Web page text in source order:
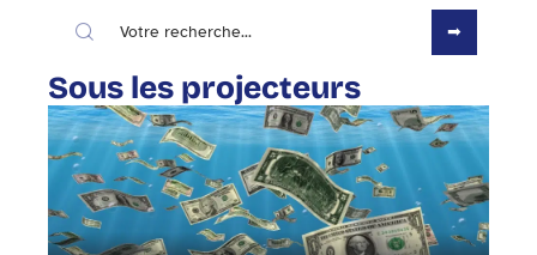
Sous les projecteurs